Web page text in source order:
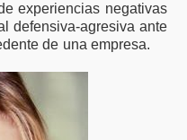
experiencias negativas
defensiva-agresiva ante
de una empresa.